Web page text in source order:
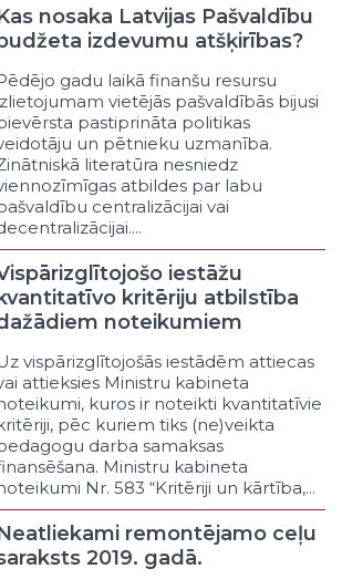
Vidējā vispārīgā
Vidējā profesionālā
Eksaktā
Humanitārā
Augstākā akadēmiskā
Augstākā profesionālā
Zinātne zinātniskajos institūtos
Zinātne augstskolās
Zinātne privātajos uzņēmumos
Konferences un semināri
Pašvaldības pasūtīti pētījumi
Cita veida izglītība un zinātne
un brīvais laiks
Izstādes
Azartspēles
Koncerti
Interešu izglītība
Sporta pasākumi
Jubilejas un svētki
Teātra un operas izrādes
Sēru un piemiņas pasākumi
nosaka Latvijas Pašvaldību
budžeta izdevumu atšķirības?
gadu laikā finanšu resursu
vietējās pašvaldībās bijusi
pastiprināta politikas
un pētnieku uzmanība.
literatūra nesniedz
atbildes par labu
centralizācijai vai
iestāžu
kvantitatīvo kritēriju atbilstība
noteikumiem
vispārizglītojošās iestādēm attiecas
attieksies Ministru kabineta
kuros ir noteikti kvantitatīvie
pēc kuriem tiks (ne)veikta
darba samaksas
Ministru kabineta
Nr. 583 “Kritēriji un kārtība,...
remontējamo ceļu
2019. gadā.